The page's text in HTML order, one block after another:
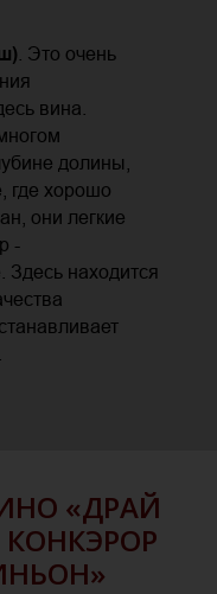
. Это очень
вина.
долины,
где хорошо
они легкие
-
Здесь находится
«ДРАЙ